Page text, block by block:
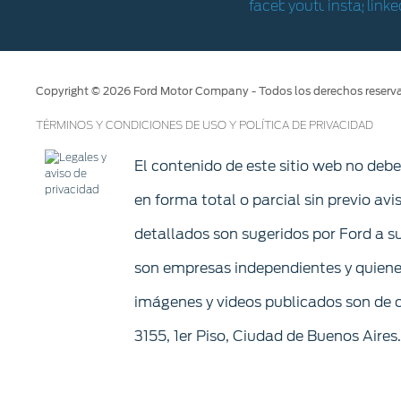
Copyright © 2026 Ford Motor Company - Todos los derechos
TÉRMINOS Y CONDICIONES DE USO Y POLÍTICA DE PRIVACIDAD
El contenido de este sitio web no
en forma total o parcial sin previo
detallados son sugeridos por Ford a
son empresas independientes y
imágenes y videos publicados son
3155, 1er Piso, Ciudad de Buenos Aires.